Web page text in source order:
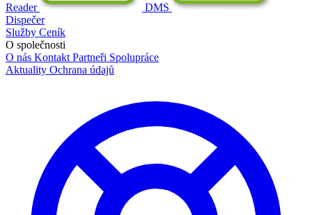
Reader
DMS
Dispečer
Služby Ceník
O společnosti
O nás Kontakt Partneři Spolupráce
Aktuality Ochrana údajů